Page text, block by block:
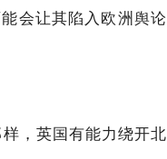
会让其陷入欧洲舆论
，英国有能力绕开北